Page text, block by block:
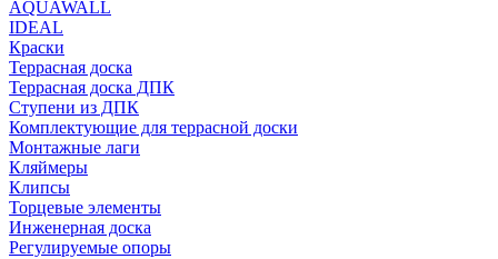
AQUAWALL
IDEAL
Краски
Террасная доска
Террасная доска ДПК
Ступени из ДПК
Комплектующие для террасной доски
Монтажные лаги
Кляймеры
Клипсы
Торцевые элементы
Инженерная доска
Регулируемые опоры